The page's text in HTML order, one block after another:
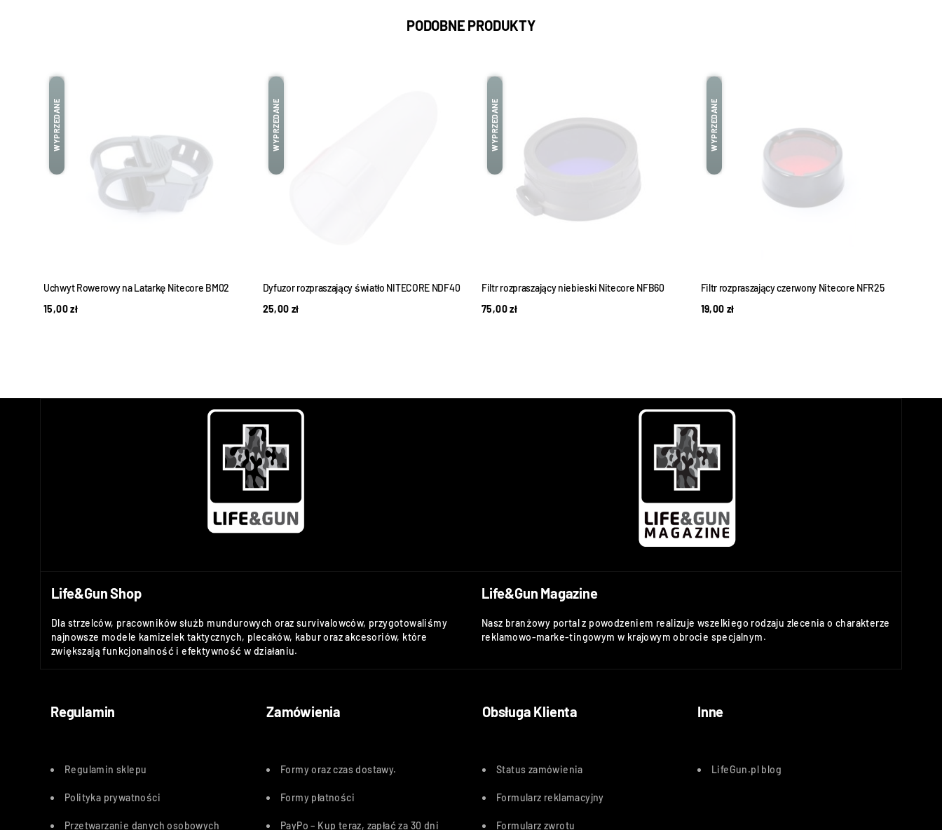
PODOBNE PRODUKTY
WYPRZEDANE
Uchwyt Rowerowy na Latarkę Nitecore BM02
15,00zł
WYPRZEDANE
Dyfuzor rozpraszający światło NITECORE NDF40
25,00 zł
WYPRZEDANE
Filtr rozpraszający niebieski Nitecore NFB60
75,00zł
WYPRZEDANE
Filtr rozpraszający czerwony Nitecore NFR25
19,00 zł
Life&Gun Shop
Dla strzelców, pracowników służb mundurowych oraz survivalowców, przygotowaliśmy
najnowsze modele kamizelek taktycznych, plecaków, kabur oraz akcesoriów, które
zwiększają funkcjonalność i efektywność w działaniu.
Life&Gun Magazine
Nasz branżowy portal z powodzeniem realizuje wszelkiego rodzaju zlecenia o charakterze
reklamowo-marke-tingowym w krajowym obrocie specjalnym.
Regulamin Zamówienia Obsługa Klienta Inne
Regulamin sklepu
Polityka prywatności
Przetwarzanie danych osobowych
Formy oraz czas dostawy.
Formy płatności
PayPo – Kup teraz, zapłać za 30 dni
Status zamówienia
Formularz reklamacyjny
Formularz zwrotu
LifeGun.pl blog